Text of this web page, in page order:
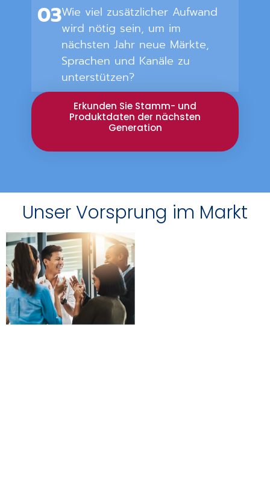
03Wie viel zusätzlicher Aufwand
wird nötig sein, um im
nächsten Jahr neue Märkte,
Sprachen und Kanäle zu
unterstützen?
Erkunden Sie Stamm- und
Produktdaten der nächsten
Generation
Unser Vorsprung im Markt